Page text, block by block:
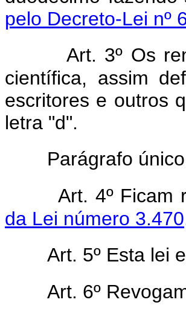
pelo Decreto-Lei nº
Art. 3º Os
científica, assim
escritores e outros
letra "d".
Parágrafo
Art. 4º Ficam
da Lei número
Art. 5º Esta lei
Art. 6º